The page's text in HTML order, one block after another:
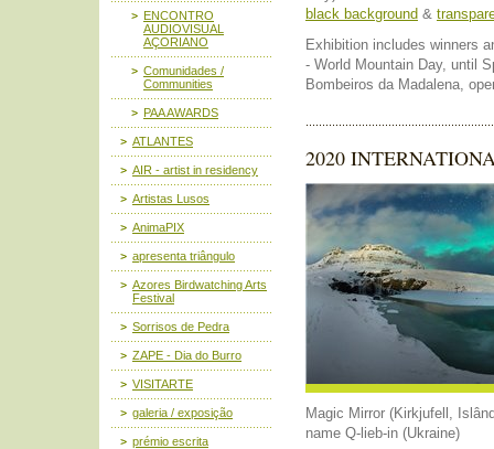
ENCONTRO
AUDIOVISUAL
AÇORIANO
Comunidades /
Communities
PAA AWARDS
ATLANTES
AIR - artist in residency
Artistas Lusos
AnimaPIX
apresenta triângulo
Azores Birdwatching Arts
Festival
Sorrisos de Pedra
ZAPE - Dia do Burro
VISITARTE
galeria / exposição
prémio escrita
black background &
Exhibition includes winners
- World Mountain Day, until
Bombeiros da Madalena,
2020
Magic Mirror (Kirkjufell,
name Q-lieb-in (Ukraine)